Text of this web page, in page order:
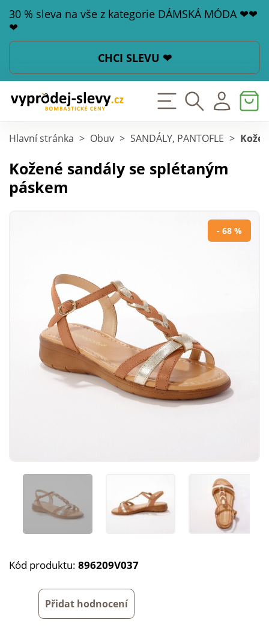
30 % sleva na vše z kategorie DÁMSKÁ MÓDA ❤❤
❤
CHCI SLEVU ❤
Hlavní stránka > Obuv > SANDÁLY, PANTOFLE >
Kožené sandály se splétaným
páskem
- 68 %
Kód produktu: 896209V037
Přidat hodnocení